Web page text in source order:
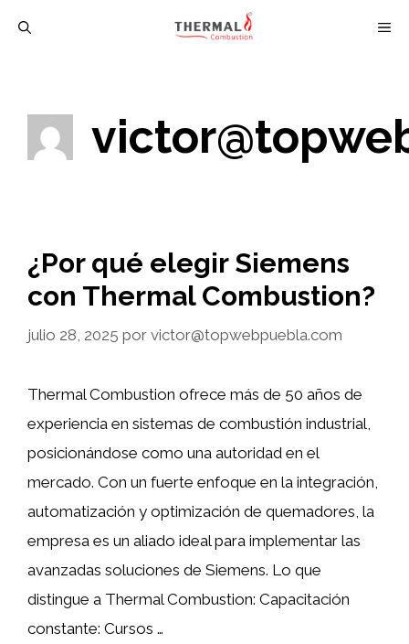
¿Por qué elegir Siemens
con Thermal Combustion?
julio 28, 2025 por victor@topwebpuebla.com
Thermal Combustion ofrece más de 50 años de
experiencia en sistemas de combustión industrial,
posicionándose como una autoridad en el
mercado. Con un fuerte enfoque en la integración,
automatización y optimización de quemadores, la
empresa es un aliado ideal para implementar las
avanzadas soluciones de Siemens. Lo que
distingue a Thermal Combustion: Capacitación
constante: Cursos …